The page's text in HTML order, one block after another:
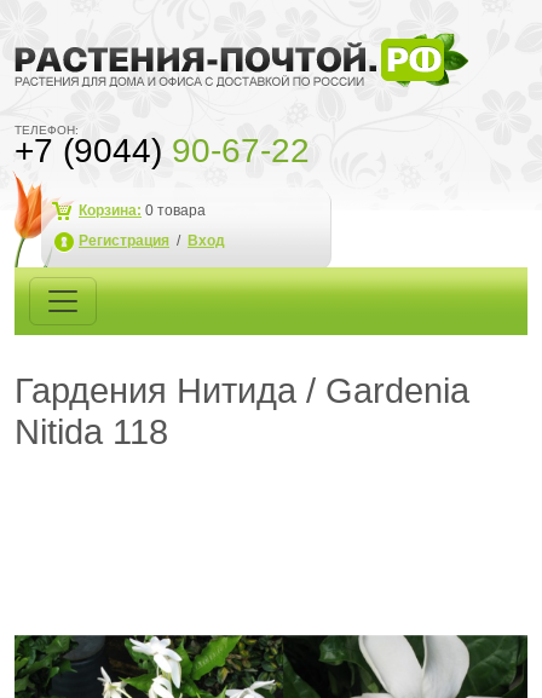
ТЕЛЕФОН:
+7 (9044) 90-67-22
Корзина: 0 товара
Регистрация / Вход
Гардения Нитида / Gardenia
Nitida 118